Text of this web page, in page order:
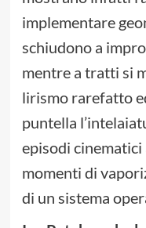
implementare
schiudono a
mentre a tratti si
lirismo rarefatto
puntella
episodi
momenti di
di un sistema